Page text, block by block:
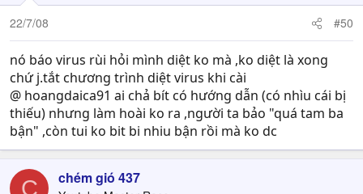
22/7/08 #50
nó báo virus rùi hỏi mình diệt ko mà ,ko diệt là xong
chứ j.tắt chương trình diệt virus khi cài
@ hoangdaica91 ai chả bít có hướng dẫn (có nhìu cái bị
thiếu) nhưng làm hoài ko ra ,người ta bảo "quá tam ba
bận" ,còn tui ko bit bi nhiu bận rồi mà ko dc
C chém gió 437